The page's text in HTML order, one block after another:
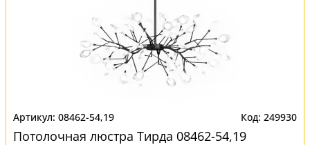
08462-54,19 249930
Потолочная люстра Тирда 08462-54,19